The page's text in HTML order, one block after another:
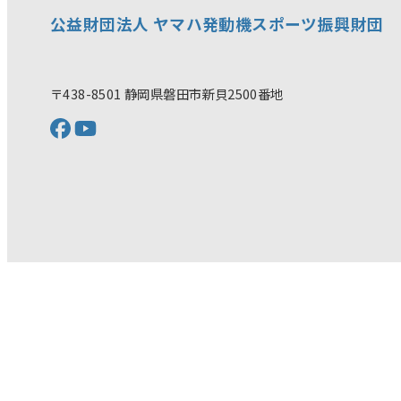
公益財団法人 ヤマハ発動機スポーツ振興財団
〒438-8501 静岡県磐田市新貝2500番地